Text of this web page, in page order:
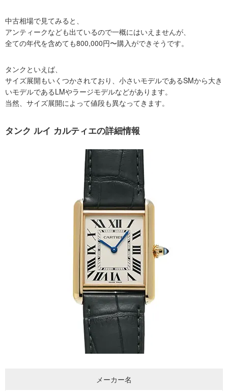
中古相場で見てみると、
アンティークなども出ているので一概にはいえませんが、
全ての年代を含めても800,000円〜購入ができそうです。
タンクといえば、
サイズ展開もいくつかされており、小さいモデルであるSMから大き
いモデルであるLMやラージモデルなどがあります。
当然、サイズ展開によって値段も異なってきます。
タンク ルイ カルティエの詳細情報
メーカー名